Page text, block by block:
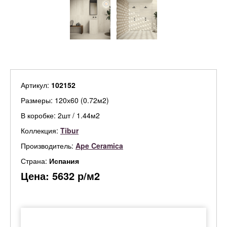
Артикул: 102152
Размеры: 120х60 (0.72м2)
В коробке: 2шт / 1.44м2
Коллекция: Tibur
Производитель: Ape Ceramica
Страна: Испания
Цена: 5632 р/м2